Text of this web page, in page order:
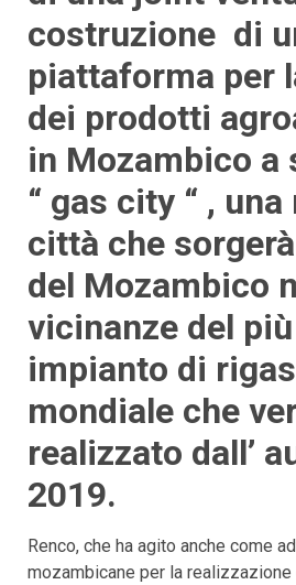
costruzione di
piattaforma per
dei prodotti
in Mozambico a
“ gas city “ , una
città che
del Mozambico
vicinanze del
impianto di
mondiale che
realizzato dall’
2019.
Renco, che ha agito anche come
mozambicane per la realizzazione